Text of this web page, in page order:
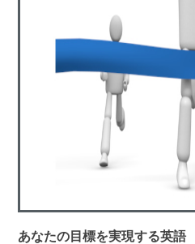
あなたの目標を実現する英語